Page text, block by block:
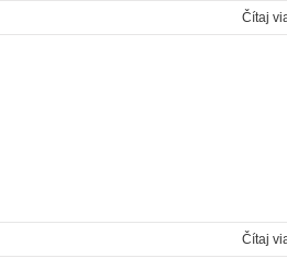
Čítaj
Čítaj